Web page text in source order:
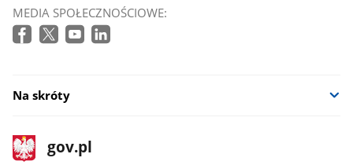
MEDIA SPOŁECZNOŚCIOWE:
Na skróty
stopka
gov.pl
Strona
gov.pl